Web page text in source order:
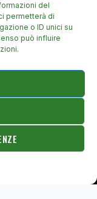
del
permetterà di
o ID unici su
può influire
di